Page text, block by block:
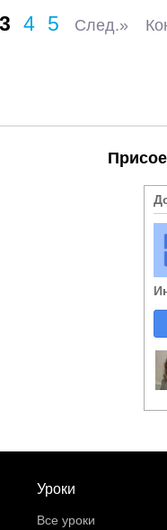
3 4 5 След.»
Уроки
Все уроки